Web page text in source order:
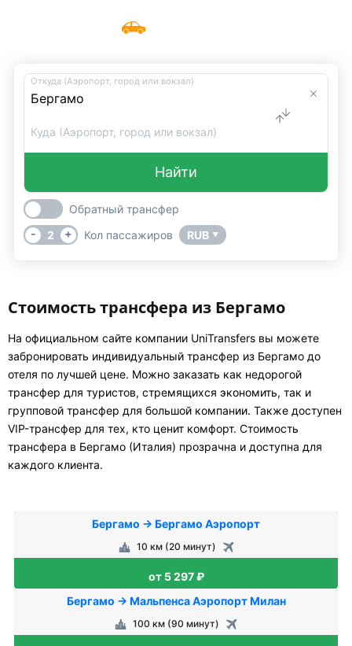
Такси Бергамо
Откуда (Аэропорт, город или вокзал)
Куда (Аэропорт, город или вокзал)
Найти
Обратный трансфер
-
2 + Кол пассажиров RUB ▼
Стоимость трансфера из Бергамо
На официальном сайте компании UniTransfers вы можете
забронировать индивидуальный трансфер из Бергамо до
отеля по лучшей цене. Можно заказать как недорогой
трансфер для туристов, стремящихся экономить, так и
групповой трансфер для большой компании. Также доступен
VIP-трансфер для тех, кто ценит комфорт. Стоимость
трансфера в Бергамо (Италия) прозрачна и доступна для
каждого клиента.
Бергамо → Бергамо Аэропорт
10 км (20 минут)
от 5 297 ₽
Бергамо → Мальпенса Аэропорт Милан
100 км (90 минут)